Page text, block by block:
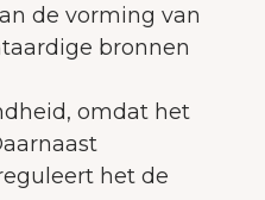
de vorming van
bronnen
omdat het
het de
BIJ JUNAIU.
wij cookies die
te verbeteren.